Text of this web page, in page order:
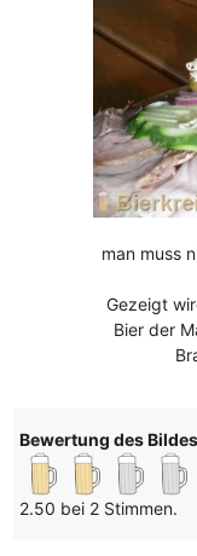
man muss
Gezeigt
Bier der
Bewertung des
2.50 bei 2 Stimmen.